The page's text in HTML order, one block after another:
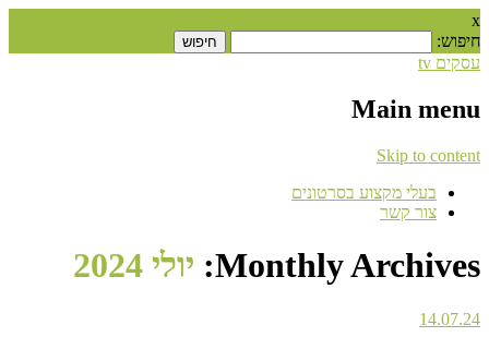
x
חיפוש:
עסקים tv
Main menu
Skip to content
בעלי מקצוע בסרטונים
צור קשר
Monthly Archives: יולי 2024
14.07.24